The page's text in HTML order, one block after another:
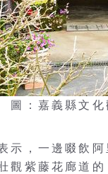
：嘉義縣文化
示，一邊啜飲
觀紫藤花廊道